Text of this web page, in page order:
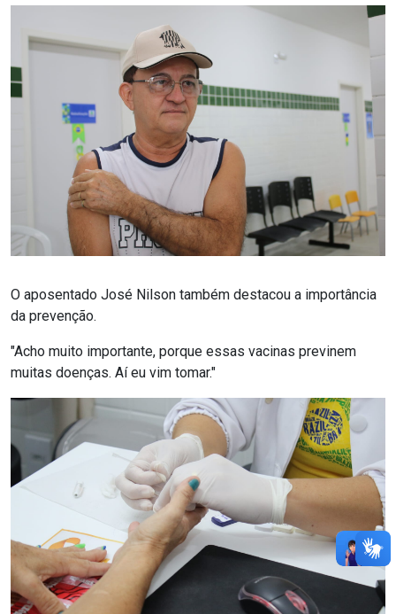
O aposentado José Nilson também destacou a importância
da prevenção.
"Acho muito importante, porque essas vacinas previnem
muitas doenças. Aí eu vim tomar."